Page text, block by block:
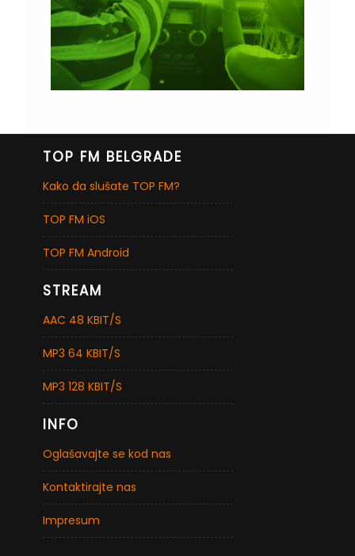
TOP FM BELGRADE
Kako da slušate TOP FM?
TOP FM iOS
TOP FM Android
STREAM
AAC 48 KBIT/S
MP3 64 KBIT/S
MP3 128 KBIT/S
INFO
Oglašavajte se kod nas
Kontaktirajte nas
Impresum